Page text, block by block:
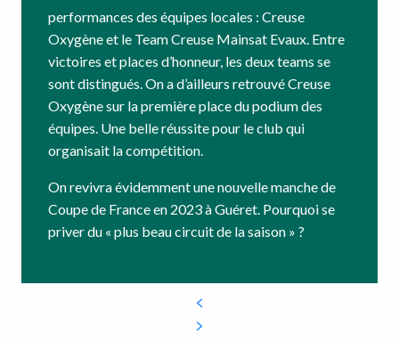
performances des équipes locales : Creuse
Oxygène et le Team Creuse Mainsat Evaux. Entre
victoires et places d’honneur, les deux teams se
sont distingués. On a d’ailleurs retrouvé Creuse
Oxygène sur la première place du podium des
équipes. Une belle réussite pour le club qui
organisait la compétition.
On revivra évidemment une nouvelle manche de
Coupe de France en 2023 à Guéret. Pourquoi se
priver du « plus beau circuit de la saison » ?